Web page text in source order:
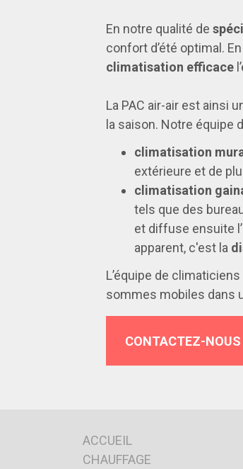
En notre qualité de
confort d’été optimal.
climatisation efficace
La PAC air-air est ainsi
la saison. Notre équipe
climatisation
extérieure et de
climatisation
tels que des
et diffuse ensuite
apparent, c'est la
L’équipe de
sommes mobiles dans
CONTACTEZ-NOUS
ACCUEIL
CHAUFFAGE